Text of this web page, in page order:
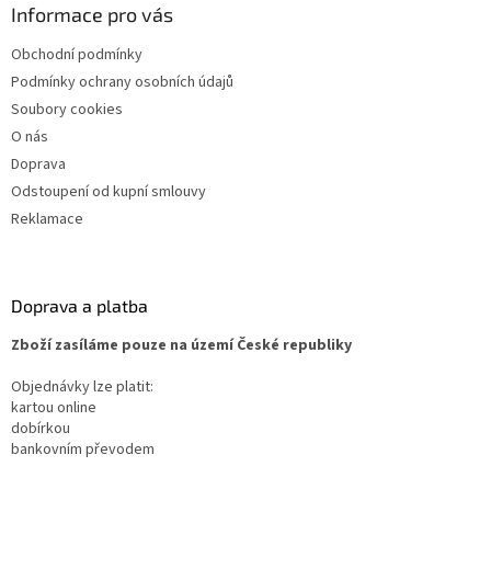
Informace pro vás
Obchodní podmínky
Podmínky ochrany osobních údajů
Soubory cookies
O nás
Doprava
Odstoupení od kupní smlouvy
Reklamace
Doprava a platba
Zboží zasíláme pouze na území České republiky
Objednávky lze platit:
kartou online
dobírkou
bankovním převodem